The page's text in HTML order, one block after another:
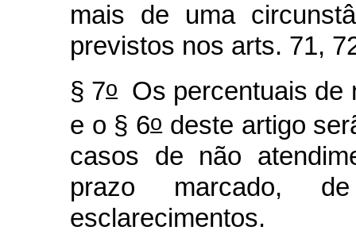
mais de uma
previstos nos arts. 71,
§ 7oOs percentuais de
e o § 6odeste artigo
casos de não
prazo marcado,
esclarecimentos.